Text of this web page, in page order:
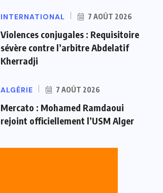
INTERNATIONAL 7 AOÛT 2026
Violences conjugales : Requisitoire
sévère contre l’arbitre Abdelatif
Kherradji
ALGÉRIE 7 AOÛT 2026
Mercato : Mohamed Ramdaoui
rejoint officiellement l’USM Alger